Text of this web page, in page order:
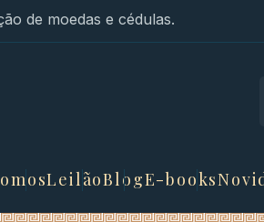
de moedas e cédulas.
LeilãoBlogE-books